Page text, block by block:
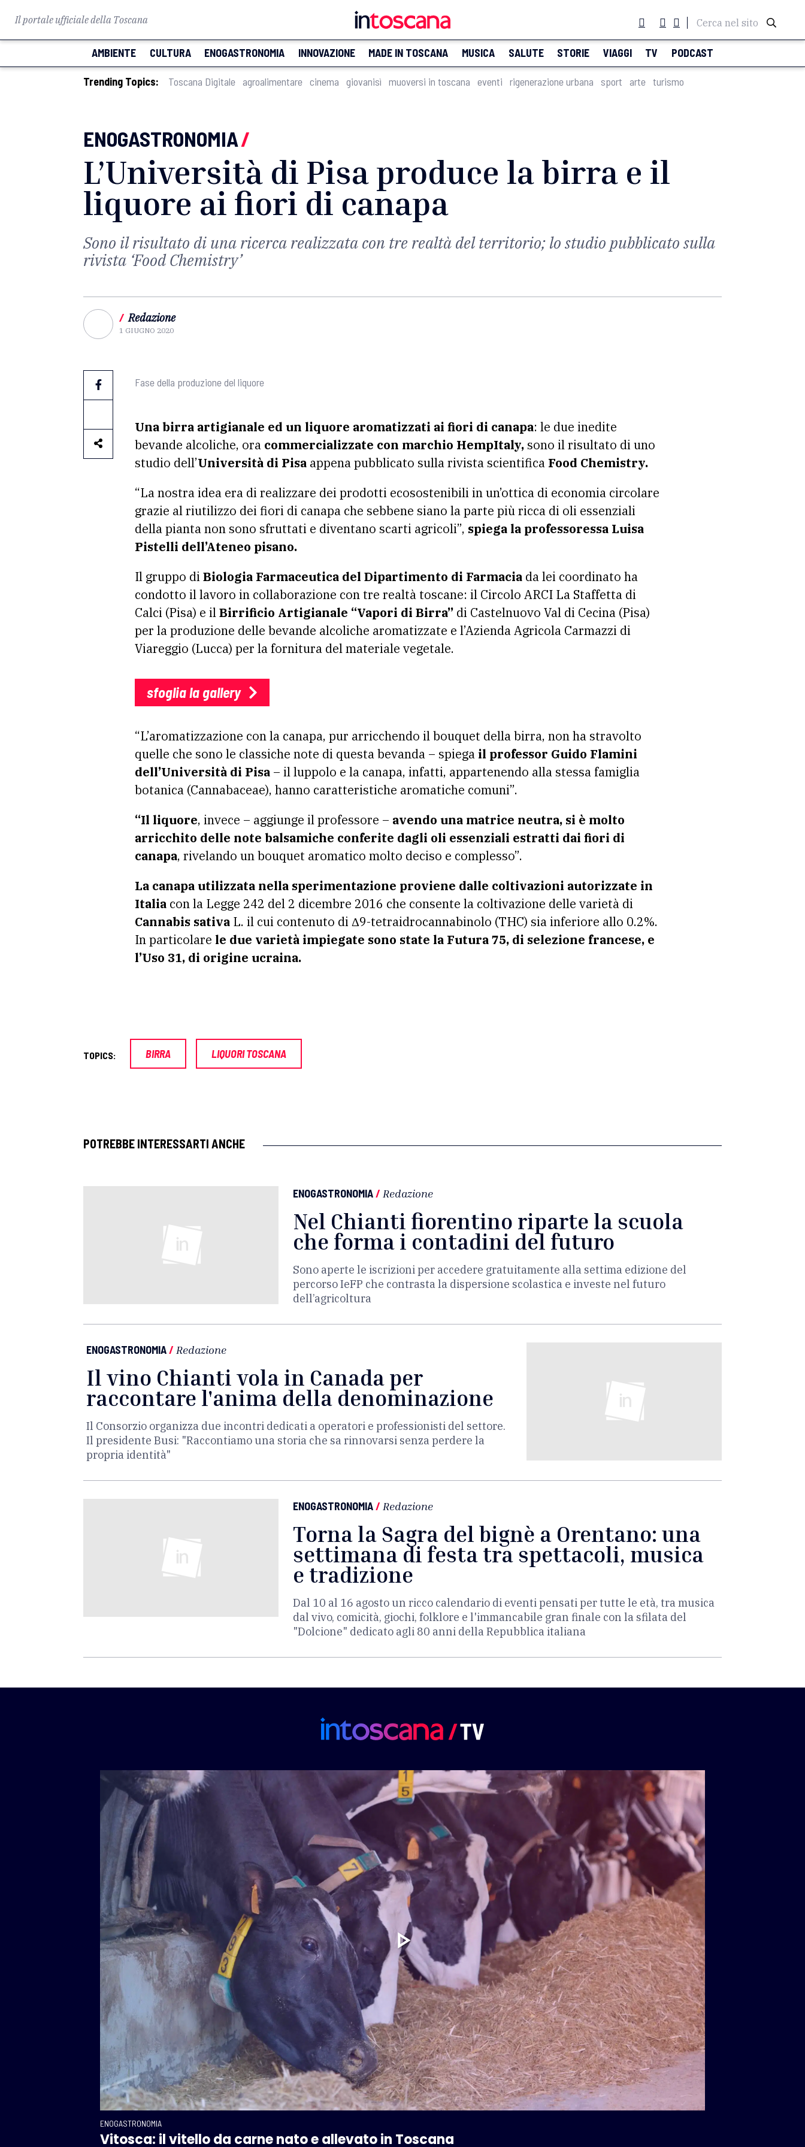
Il portale ufficiale della Toscana Cerca nel sito
AMBIENTE CULTURA ENOGASTRONOMIA INNOVAZIONE MADE IN TOSCANA MUSICA SALUTE STORIE VIAGGI TV PODCAST
Trending Topics: Toscana Digitale agroalimentare cinema giovanisì muoversi in toscana eventi rigenerazione urbana sport arte turismo
ENOGASTRONOMIA/
L’Università di Pisa produce la birra e il
liquore ai fiori di canapa
Sono il risultato di una ricerca realizzata con tre realtà del territorio; lo studio pubblicato sulla
rivista ‘Food Chemistry’
/ Redazione
1 GIUGNO 2020
Fase della produzione del liquore
Una birra artigianale ed un liquore aromatizzati ai fiori di canapa: le due inedite
bevande alcoliche, ora commercializzate con marchio HempItaly, sono il risultato di uno
studio dell’Università di Pisa appena pubblicato sulla rivista scientifica Food Chemistry.
“La nostra idea era di realizzare dei prodotti ecosostenibili in un’ottica di economia circolare
grazie al riutilizzo dei fiori di canapa che sebbene siano la parte più ricca di oli essenziali
della pianta non sono sfruttati e diventano scarti agricoli”, spiega la professoressa Luisa
Pistelli dell’Ateneo pisano.
Il gruppo di Biologia Farmaceutica del Dipartimento di Farmacia da lei coordinato ha
condotto il lavoro in collaborazione con tre realtà toscane: il Circolo ARCI La Staffetta di
Calci (Pisa) e ilBirrificio Artigianale “Vapori di Birra” di Castelnuovo Val di Cecina (Pisa)
per la produzione delle bevande alcoliche aromatizzate e l’Azienda Agricola Carmazzi di
Viareggio (Lucca) per la fornitura del materiale vegetale.
sfoglia la gallery
“L’aromatizzazione con la canapa, pur arricchendo il bouquet della birra, non ha stravolto
quelle che sono le classiche note di questa bevanda – spiega il professor Guido Flamini
dell’Università di Pisa – il luppolo e la canapa, infatti, appartenendo alla stessa famiglia
botanica (Cannabaceae), hanno caratteristiche aromatiche comuni”.
“Il liquore, invece – aggiunge il professore – avendo una matrice neutra, si è molto
arricchito delle note balsamiche conferite dagli oli essenziali estratti dai fiori di
canapa, rivelando un bouquet aromatico molto deciso e complesso”.
La canapa utilizzata nella sperimentazione proviene dalle coltivazioni autorizzate in
Italia con la Legge 242 del 2 dicembre 2016 che consente la coltivazione delle varietà di
Cannabis sativa L. il cui contenuto di Δ9-tetraidrocannabinolo (THC) sia inferiore allo 0.2%.
In particolare le due varietà impiegate sono state la Futura 75, di selezione francese, e
l’Uso 31, di origine ucraina.
TOPICS: BIRRA LIQUORI TOSCANA
POTREBBE INTERESSARTI ANCHE
ENOGASTRONOMIA/ Redazione
Nel Chianti fiorentino riparte la scuola
che forma i contadini del futuro
Sono aperte le iscrizioni per accedere gratuitamente alla settima edizione del
percorso IeFP che contrasta la dispersione scolastica e investe nel futuro
dell’agricoltura
ENOGASTRONOMIA/ Redazione
Il vino Chianti vola in Canada per
raccontare l'anima della denominazione
Il Consorzio organizza due incontri dedicati a operatori e professionisti del settore.
Il presidente Busi: "Raccontiamo una storia che sa rinnovarsi senza perdere la
propria identità"
ENOGASTRONOMIA/ Redazione
Torna la Sagra del bignè a Orentano: una
settimana di festa tra spettacoli, musica
e tradizione
Dal 10 al 16 agosto un ricco calendario di eventi pensati per tutte le età, tra musica
dal vivo, comicità, giochi, folklore e l'immancabile gran finale con la sfilata del
"Dolcione" dedicato agli 80 anni della Repubblica italiana
ENOGASTRONOMIA
Vitosca: il vitello da carne nato e allevato in Toscana